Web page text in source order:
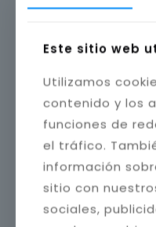
Este sitio web
Utilizamos
contenido y los
funciones de
el tráfico.
información
sitio con
sociales,